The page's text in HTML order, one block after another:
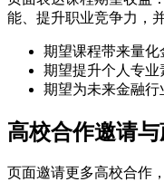
能、提升职业竞争力，
期望课程带来量化
期望提升个人专业
期望为未来金融行
高校合作邀请与
页面邀请更多高校合作